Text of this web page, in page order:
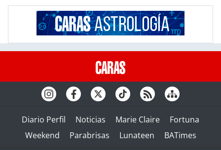
Diario Perfil Noticias Marie Claire
Fortuna
Weekend
Parabrisas Lunateen BATimes